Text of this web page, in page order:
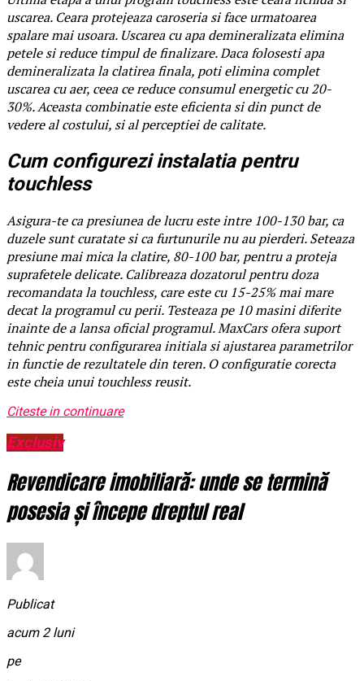
uscarea. Ceara protejeaza caroseria si face urmatoarea
spalare mai usoara. Uscarea cu apa demineralizata elimina
petele si reduce timpul de finalizare. Daca folosesti apa
demineralizata la clatirea finala, poti elimina complet
uscarea cu aer, ceea ce reduce consumul energetic cu 20-
30%. Aceasta combinatie este eficienta si din punct de
vedere al costului, si al perceptiei de calitate.
Cum configurezi instalatia pentru
touchless
Asigura-te ca presiunea de lucru este intre 100-130 bar, ca
duzele sunt curatate si ca furtunurile nu au pierderi. Seteaza
presiune mai mica la clatire, 80-100 bar, pentru a proteja
suprafetele delicate. Calibreaza dozatorul pentru doza
recomandata la touchless, care este cu 15-25% mai mare
decat la programul cu perii. Testeaza pe 10 masini diferite
inainte de a lansa oficial programul. MaxCars ofera suport
tehnic pentru configurarea initiala si ajustarea parametrilor
in functie de rezultatele din teren. O configuratie corecta
este cheia unui touchless reusit.
Citeste in continuare
Exclusiv
Revendicare imobiliară: unde se termină
posesia și începe dreptul real
Publicat
acum 2 luni
pe